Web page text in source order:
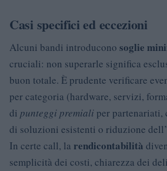
Casi specifici ed eccezioni
Alcuni bandi introducono soglie
cruciali: non superarle significa
buon totale. È prudente verificare
per categoria (hardware, servizi,
di punteggi premiali per
di soluzioni esistenti o riduzione
In certe call, la rendicontabilità
semplicità dei costi, chiarezza dei